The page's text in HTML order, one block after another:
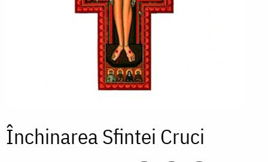
Închinarea Sfintei Cruci